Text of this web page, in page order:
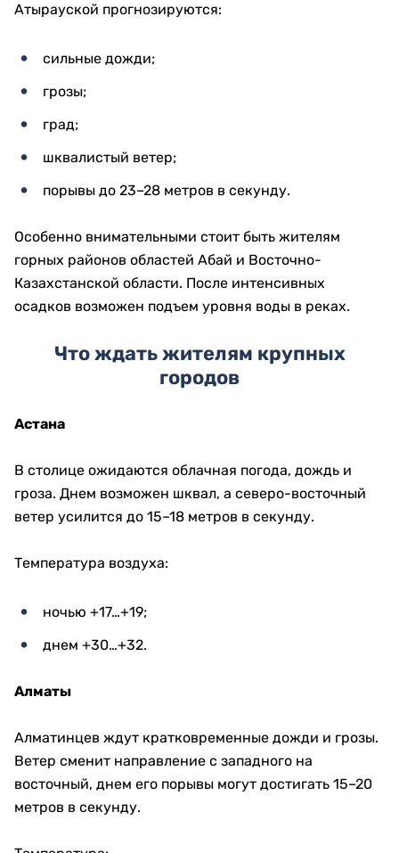
Атырауской прогнозируются:
сильные дожди;
грозы;
град;
шквалистый ветер;
порывы до 23–28 метров в секунду.
Особенно внимательными стоит быть жителям
горных районов областей Абай и Восточно-
Казахстанской области. После интенсивных
осадков возможен подъем уровня воды в реках.
Что ждать жителям крупных
городов
Астана
В столице ожидаются облачная погода, дождь и
гроза. Днем возможен шквал, а северо-восточный
ветер усилится до 15–18 метров в секунду.
Температура воздуха:
ночью +17…+19;
днем +30…+32.
Алматы
Алматинцев ждут кратковременные дожди и грозы.
Ветер сменит направление с западного на
восточный, днем его порывы могут достигать 15–20
метров в секунду.